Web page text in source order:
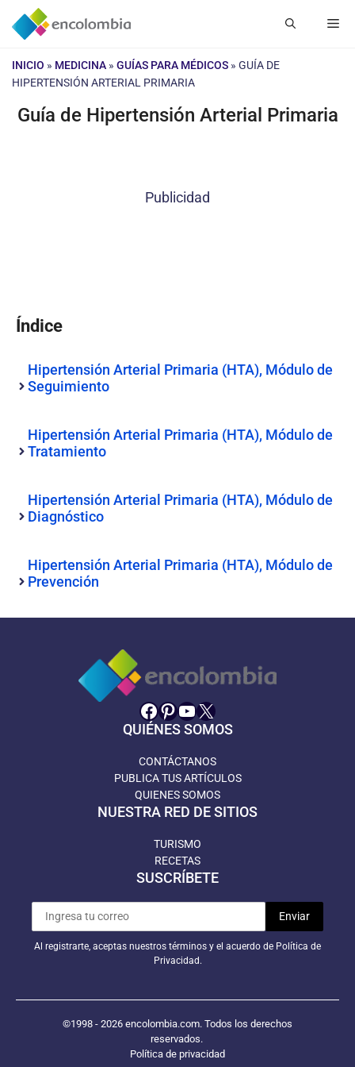
Saltar
INICIO » MEDICINA » GUÍAS PARA MÉDICOS » GUÍA DE
HIPERTENSIÓN ARTERIAL PRIMARIA
Guía de Hipertensión Arterial Primaria
Publicidad
Índice
Hipertensión Arterial Primaria (HTA), Módulo de
Seguimiento
Hipertensión Arterial Primaria (HTA), Módulo de
Tratamiento
Hipertensión Arterial Primaria (HTA), Módulo de
Diagnóstico
Hipertensión Arterial Primaria (HTA), Módulo de
Prevención
Facebook
Pinterest
YouTube
X
QUIÉNES SOMOS
CONTÁCTANOS
PUBLICA TUS ARTÍCULOS
QUIENES SOMOS
NUESTRA RED DE SITIOS
TURISMO
RECETAS
SUSCRÍBETE
Al registrarte, aceptas nuestros términos y el acuerdo de Política de
Privacidad.
©1998 - 2026 encolombia.com. Todos los derechos
reservados.
Política de privacidad